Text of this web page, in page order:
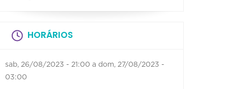
HORÁRIOS
sab, 26/08/2023 - 21:00 a dom, 27/08/2023 -
03:00